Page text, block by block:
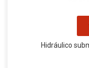
Hidráulico